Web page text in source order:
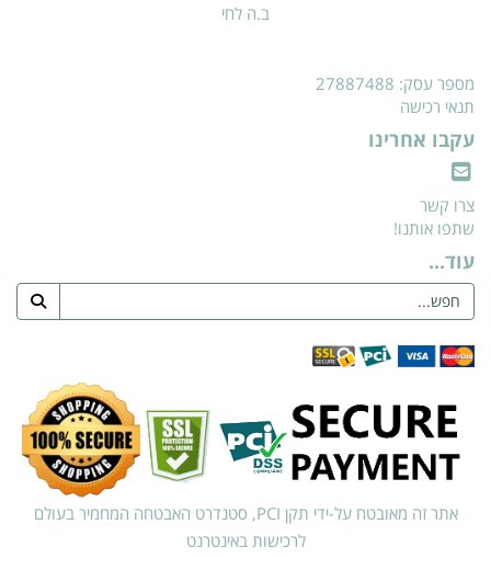
ב.ה לחי
מספר עסק: 27887488
תנאי רכישה
עקבו אחרינו
צרו קשר
שתפו אותנו!
עוד...
אתר זה מאובטח על-ידי תקן PCI, סטנדרט האבטחה המחמיר בעולם
לרכישות באינטרנט